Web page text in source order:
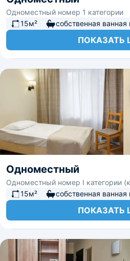
Одноместный номер 1 категории
15м²
собственная ванная
ПОКАЗАТЬ
Одноместный
Одноместный номер I категории
15м²
собственная ванная
ПОКАЗАТЬ